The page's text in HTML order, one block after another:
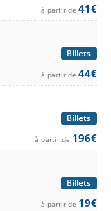
à partir de 41€
Billets
à partir de 44€
Billets
à partir de 196€
Billets
à partir de 19€